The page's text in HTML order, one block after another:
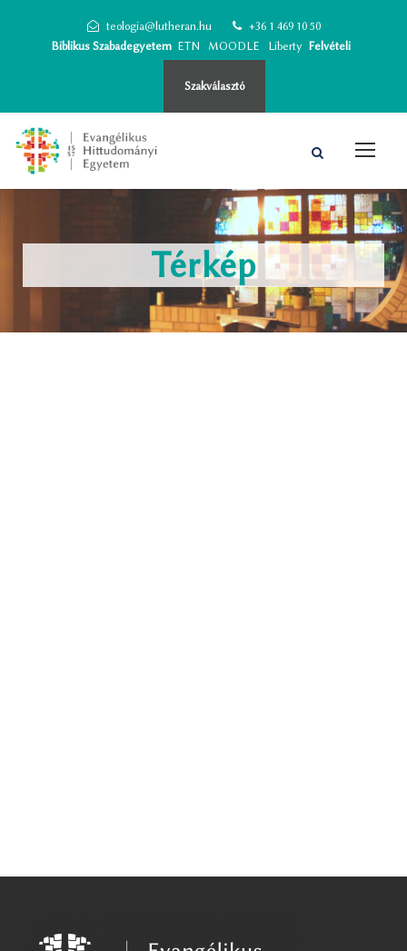
teologia@lutheran.hu
+36 1 469 10 50
Biblikus Szabadegyetem ETN MOODLE Liberty Felvételi
Szakválasztó
Térkép